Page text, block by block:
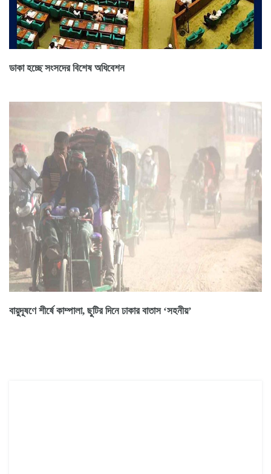
ডাকা হচ্ছে সংসদের বিশেষ অধিবেশন
বায়ুদূষণে শীর্ষে কাম্পালা, ছুটির দিনে ঢাকার বাতাস ‘সহনীয়’